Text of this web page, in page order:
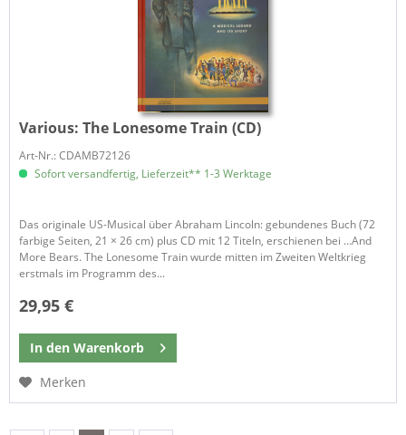
Various:The Lonesome Train (CD)
Art-Nr.: CDAMB72126
Sofort versandfertig, Lieferzeit** 1-3 Werktage
Das originale US-Musical über Abraham Lincoln: gebundenes Buch (72
farbige Seiten, 21 × 26 cm) plus CD mit 12 Titeln, erschienen bei …And
More Bears. The Lonesome Train wurde mitten im Zweiten Weltkrieg
erstmals im Programm des...
29,95 €
In den Warenkorb
Merken